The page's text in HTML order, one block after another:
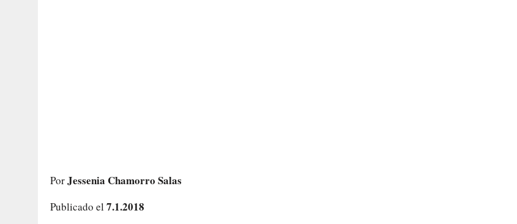
PorJessenia Chamorro Salas
Publicado el 7.1.2018